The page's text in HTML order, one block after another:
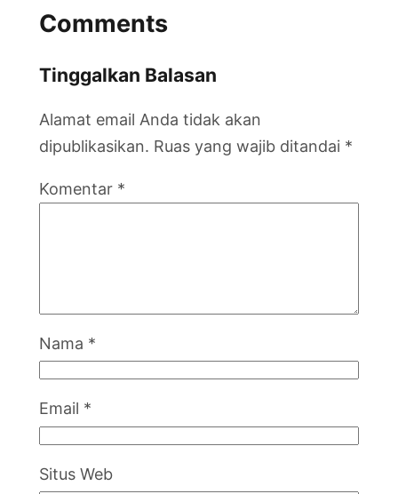
Comments
Tinggalkan Balasan
Alamat email Anda tidak akan
dipublikasikan. Ruas yang wajib ditandai *
Komentar *
Nama *
Email *
Situs Web